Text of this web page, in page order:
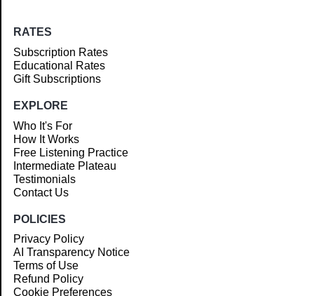
RATES
Subscription Rates
Educational Rates
Gift Subscriptions
EXPLORE
Who It's For
How It Works
Free Listening Practice
Intermediate Plateau
Testimonials
Contact Us
POLICIES
Privacy Policy
AI Transparency Notice
Terms of Use
Refund Policy
Cookie Preferences